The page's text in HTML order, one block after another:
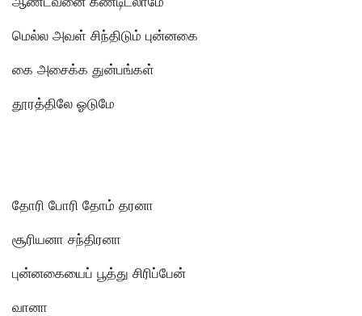
மெல்ல அவள் சிந்திடும் புன்னகை
கை அசைக்க துன்பங்கள்
தூரத்திலே ஓடுமே
தோரி போரி தோம் தரனா
சூரியனா சந்திரனா
புன்னகையைப் பூத்து சிரிப்பேன்
வானா